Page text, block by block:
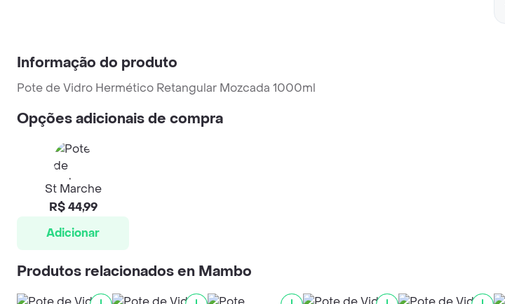
Informação do produto
Pote de Vidro Hermético Retangular Mozcada 1000ml
Opções adicionais de compra
St Marche
R$ 44,99
Adicionar
Produtos relacionados en Mambo